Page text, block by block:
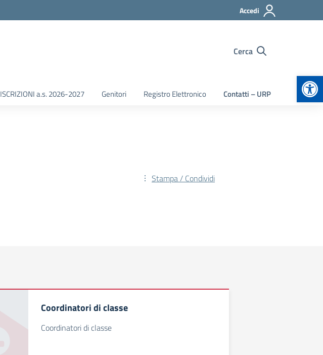
Accedi
Cerca
ISCRIZIONI a.s. 2026-2027 Genitori Registro Elettronico Contatti – URP
Stampa / Condividi
Coordinatori di classe
Coordinatori di classe